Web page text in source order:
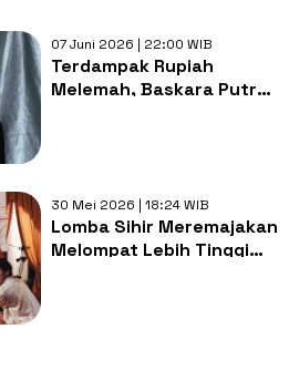
07 Juni 2026 | 22:00 WIB
Terdampak Rupiah
Melemah, Baskara Putra
30 Mei 2026 | 18:24 WIB
Lomba Sihir Meremajakan
Melompat Lebih Tinggi